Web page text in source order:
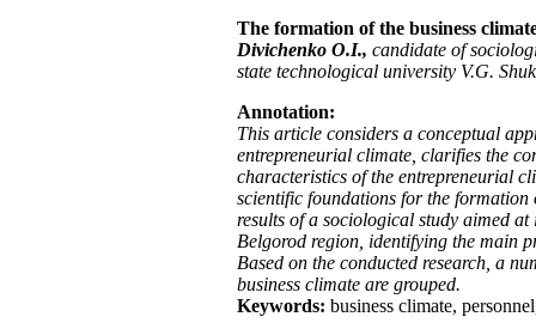
The formation of the business
Divichenko O.I., candidate of
state technological university V.G.
Annotation:
This article considers a conceptual
entrepreneurial climate, clarifies the
characteristics of the entrepreneurial
scientific foundations for the formation
results of a sociological study aimed
Belgorod region, identifying the main
Based on the conducted research, a
business climate are grouped.
Keywords: business climate,